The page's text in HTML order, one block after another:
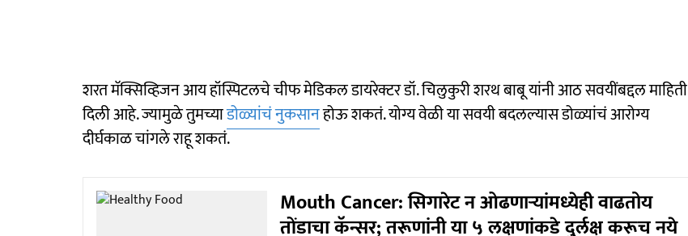
शरत मॅक्सिव्हिजन आय हॉस्पिटलचे चीफ मेडिकल डायरेक्टर डॉ. चिलुकुरी शरथ बाबू यांनी आठ सवयींबद्दल माहिती
दिली आहे. ज्यामुळे तुमच्याडोळ्यांचं नुकसानहोऊ शकतं. योग्य वेळी या सवयी बदलल्यास डोळ्यांचं आरोग्य
दीर्घकाळ चांगले राहू शकतं.
Mouth Cancer: सिगारेट न ओढणाऱ्यांमध्येही वाढतोय
तोंडाचा कॅन्सर; तरूणांनी या ५ लक्षणांकडे दुर्लक्ष करूच नये